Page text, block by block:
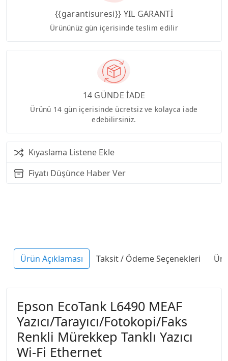
{{garantisuresi}} YIL GARANTİ
Ürününüz gün içerisinde teslim edilir
14 GÜNDE İADE
Ürünü 14 gün içerisinde ücretsiz ve kolayca iade
edebilirsiniz.
Kıyaslama Listene Ekle
Fiyatı Düşünce Haber Ver
Ürün Açıklaması Taksit / Ödeme Seçenekleri
Epson EcoTank L6490 MEAF
Yazıcı/Tarayıcı/Fotokopi/Faks
Renkli Mürekkep Tanklı Yazıcı
Wi-Fi Ethernet